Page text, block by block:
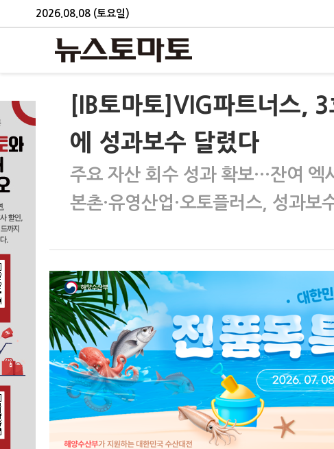
2026.08.08 (토요일)
[IB토마토]VIG파트너스,
에 성과보수 달렸다
주요 자산 회수 성과 확보…잔여 엑
본촌·유영산업·오토플러스, 성과보